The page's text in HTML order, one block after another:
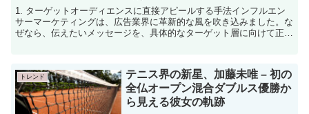
1. ターゲットオーディエンスに直接アピールする手法インフルエン
サーマーケティングは、広告業界に革新的な風を吹き込みました。な
ぜなら、伝えたいメッセージを、具体的なターゲット層に向けて正確
トレンド
テニス界の新星、加藤未唯 – 初の
全仏オープン混合ダブルス優勝か
ら見える彼女の軌跡